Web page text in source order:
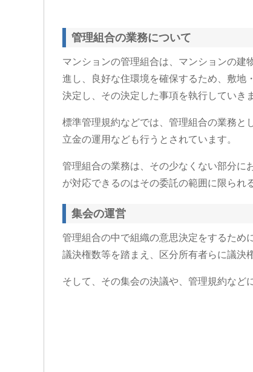
管理組合の業務について
マンションの管理組合は、マンションの建
進し、良好な住環境を確保するため、敷地
決定し、その決定した事項を執行していき
標準管理規約などでは、管理組合の業務と
立金の運用なども行うとされています。
管理組合の業務は、その少なくない部分に
が対応できるのはその委託の範囲に限られ
集会の運営
管理組合の中で組織の意思決定をするため
議決権数等を踏まえ、区分所有者らに議決
そして、その集会の決議や、管理規約など